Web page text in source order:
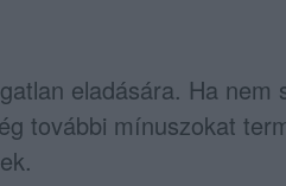
eladására. Ha nem
további mínuszokat